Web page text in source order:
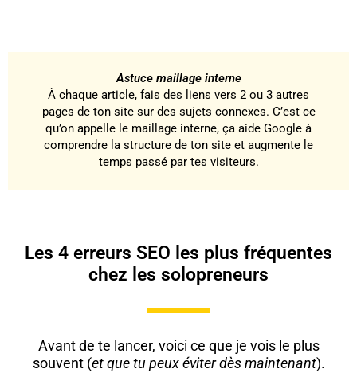
Astuce maillage interne
À chaque article, fais des liens vers 2 ou 3 autres
pages de ton site sur des sujets connexes. C’est ce
qu’on appelle le maillage interne, ça aide Google à
comprendre la structure de ton site et augmente le
temps passé par tes visiteurs.
Les 4 erreurs SEO les plus fréquentes
chez les solopreneurs
Avant de te lancer, voici ce que je vois le plus
souvent (et que tu peux éviter dès maintenant).